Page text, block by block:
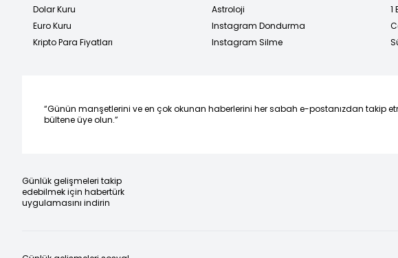
Dolar Kuru
Euro Kuru
Kripto Para Fiyatları
Astroloji
Instagram Dondurma
Instagram Silme
1
“Günün manşetlerini ve en çok okunan haberlerini her sabah e-postanızdan takip
bültene üye olun.”
Günlük gelişmeleri takip
edebilmek için habertürk
uygulamasını indirin